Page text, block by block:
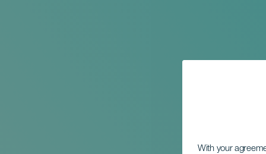
With your